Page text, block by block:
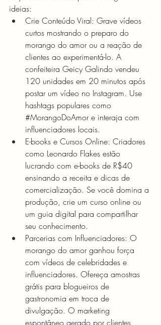
ideias:
Crie Conteúdo Viral: Grave vídeos
curtos mostrando o preparo do
morango do amor ou a reação de
clientes ao experimentá-lo. A
confeiteira Geicy Galindo vendeu
120 unidades em 20 minutos após
postar um vídeo no Instagram. Use
hashtags populares como
#MorangoDoAmor e interaja com
influenciadores locais.
E-books e Cursos Online: Criadores
como Leonardo Flakes estão
lucrando com e-books de R$40
ensinando a receita e dicas de
comercialização. Se você domina a
produção, crie um curso online ou
um guia digital para compartilhar
seu conhecimento.
Parcerias com Influenciadores: O
morango do amor ganhou força
com vídeos de celebridades e
influenciadores. Ofereça amostras
grátis para blogueiros de
gastronomia em troca de
divulgação. O marketing
espontâneo gerado por clientes